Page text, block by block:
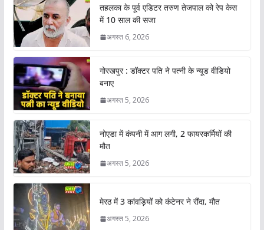
तहलका के पूर्व एडिटर तरुण तेजपाल को रेप केस
में 10 साल की सजा
अगस्त 6, 2026
गोरखपुर : डॉक्टर पति ने पत्नी के न्यूड वीडियो
बनाए
अगस्त 5, 2026
नोएडा में कंपनी में आग लगी, 2 फायरकर्मियों की
मौत
अगस्त 5, 2026
मेरठ में 3 कांवड़ियों को कंटेनर ने रौंदा, मौत
अगस्त 5, 2026